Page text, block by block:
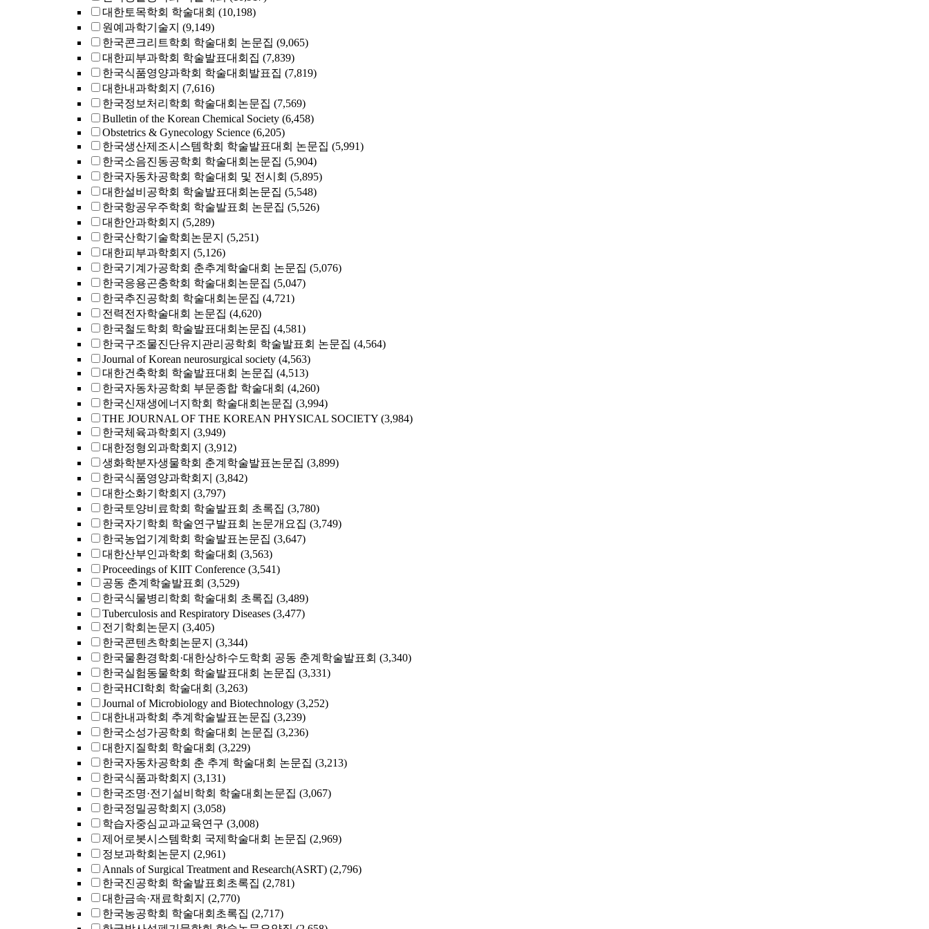
대한토목학회 학술대회 (10,198)
원예과학기술지 (9,149)
한국콘크리트학회 학술대회 논문집 (9,065)
대한피부과학회 학술발표대회집 (7,839)
한국식품영양과학회 학술대회발표집 (7,819)
대한내과학회지 (7,616)
한국정보처리학회 학술대회논문집 (7,569)
Bulletin of the Korean Chemical Society (6,458)
Obstetrics & Gynecology Science (6,205)
한국생산제조시스템학회 학술발표대회 논문집 (5,991)
한국소음진동공학회 학술대회논문집 (5,904)
한국자동차공학회 학술대회 및 전시회 (5,895)
대한설비공학회 학술발표대회논문집 (5,548)
한국항공우주학회 학술발표회 논문집 (5,526)
대한안과학회지 (5,289)
한국산학기술학회논문지 (5,251)
대한피부과학회지 (5,126)
한국기계가공학회 춘추계학술대회 논문집 (5,076)
한국응용곤충학회 학술대회논문집 (5,047)
한국추진공학회 학술대회논문집 (4,721)
전력전자학술대회 논문집 (4,620)
한국철도학회 학술발표대회논문집 (4,581)
한국구조물진단유지관리공학회 학술발표회 논문집 (4,564)
Journal of Korean neurosurgical society (4,563)
대한건축학회 학술발표대회 논문집 (4,513)
한국자동차공학회 부문종합 학술대회 (4,260)
한국신재생에너지학회 학술대회논문집 (3,994)
THE JOURNAL OF THE KOREAN PHYSICAL SOCIETY (3,984)
한국체육과학회지 (3,949)
대한정형외과학회지 (3,912)
생화학분자생물학회 춘계학술발표논문집 (3,899)
한국식품영양과학회지 (3,842)
대한소화기학회지 (3,797)
한국토양비료학회 학술발표회 초록집 (3,780)
한국자기학회 학술연구발표회 논문개요집 (3,749)
한국농업기계학회 학술발표논문집 (3,647)
대한산부인과학회 학술대회 (3,563)
Proceedings of KIIT Conference (3,541)
공동 춘계학술발표회 (3,529)
한국식물병리학회 학술대회 초록집 (3,489)
Tuberculosis and Respiratory Diseases (3,477)
전기학회논문지 (3,405)
한국콘텐츠학회논문지 (3,344)
한국물환경학회·대한상하수도학회 공동 춘계학술발표회 (3,340)
한국실험동물학회 학술발표대회 논문집 (3,331)
한국HCI학회 학술대회 (3,263)
Journal of Microbiology and Biotechnology (3,252)
대한내과학회 추계학술발표논문집 (3,239)
한국소성가공학회 학술대회 논문집 (3,236)
대한지질학회 학술대회 (3,229)
한국자동차공학회 춘 추계 학술대회 논문집 (3,213)
한국식품과학회지 (3,131)
한국조명·전기설비학회 학술대회논문집 (3,067)
한국정밀공학회지 (3,058)
학습자중심교과교육연구 (3,008)
제어로봇시스템학회 국제학술대회 논문집 (2,969)
정보과학회논문지 (2,961)
Annals of Surgical Treatment and Research(ASRT) (2,796)
한국진공학회 학술발표회초록집 (2,781)
대한금속·재료학회지 (2,770)
한국농공학회 학술대회초록집 (2,717)